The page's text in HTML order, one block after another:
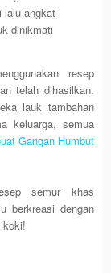
lalu angkat
dinikmati
resep
telah dihasilkan.
lauk tambahan
keluarga, semua
Gangan Humbut
semur khas
berkreasi dengan
koki!